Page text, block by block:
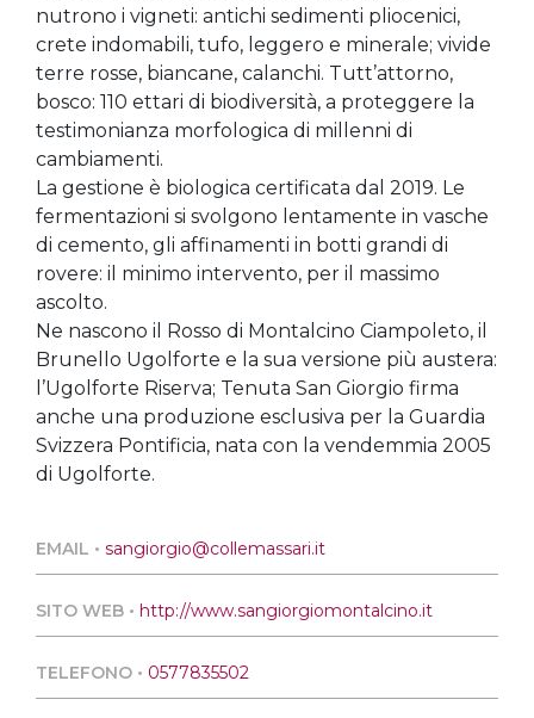
nutrono i vigneti: antichi sedimenti pliocenici,
crete indomabili, tufo, leggero e minerale; vivide
terre rosse, biancane, calanchi. Tutt’attorno,
bosco: 110 ettari di biodiversità, a proteggere la
testimonianza morfologica di millenni di
cambiamenti.
La gestione è biologica certificata dal 2019. Le
fermentazioni si svolgono lentamente in vasche
di cemento, gli affinamenti in botti grandi di
rovere: il minimo intervento, per il massimo
ascolto.
Ne nascono il Rosso di Montalcino Ciampoleto, il
Brunello Ugolforte e la sua versione più austera:
l’Ugolforte Riserva; Tenuta San Giorgio firma
anche una produzione esclusiva per la Guardia
Svizzera Pontificia, nata con la vendemmia 2005
di Ugolforte.
EMAIL • sangiorgio@collemassari.it
SITO WEB • http://www.sangiorgiomontalcino.it
TELEFONO • 0577835502